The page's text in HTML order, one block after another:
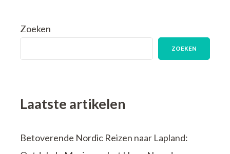
Zoeken
ZOEKEN
Laatste artikelen
Betoverende Nordic Reizen naar Lapland: